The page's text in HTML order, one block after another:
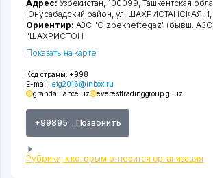
Код страны: +998
E-mail: etg2016@inbox.ru
grandalliance.uz
everesttradinggroup.gl.uz
+99895 ...Позвонить
Рубрики, к которым относится организация
Адрес: Узбекистан, 100099, Ташкентская
Юнусабадский район,ул. ШАХРИСТАНСКАЯ,
Ориентир: АЗС "O'zbekneftegaz" (бывш. АЗС
"ШАХРИСТОН
Показать на карте